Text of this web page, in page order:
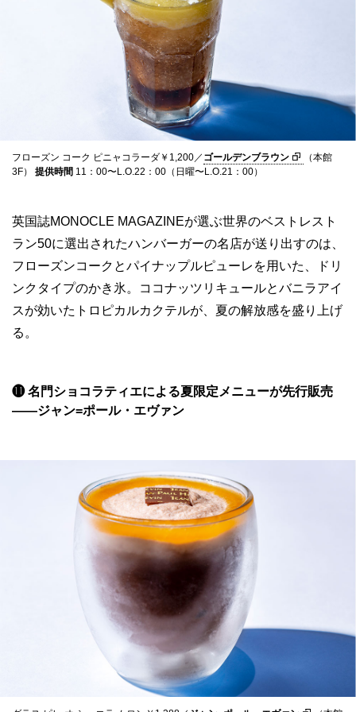
フローズン コーク ピニャコラーダ￥1,200／ ゴールデンブラウン
（本館
3F） 提供時間 11：00〜L.O.22：00（日曜〜L.O.21：00）
英国誌MONOCLE MAGAZINEが選ぶ世界のベストレスト
ラン50に選出されたハンバーガーの名店が送り出すのは、
フローズンコークとパイナップルピューレを用いた、ドリ
ンクタイプのかき氷。ココナッツリキュールとバニラアイ
スが効いたトロピカルカクテルが、夏の解放感を盛り上げ
る。
⓫ 名門ショコラティエによる夏限定メニューが先行販売
——ジャン=ポール・エヴァン